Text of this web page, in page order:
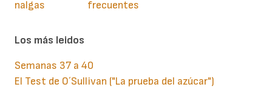
nalgas frecuentes
Los más leidos
Semanas 37 a 40
El Test de O´Sullivan ("La prueba del azúcar")